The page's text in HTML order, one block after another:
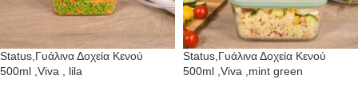
Status,Γυάλινα Δοχεία Κενού
500ml ,Viva , lila
Status,Γυάλινα Δοχεία Κενού
500ml ,Viva ,mint green